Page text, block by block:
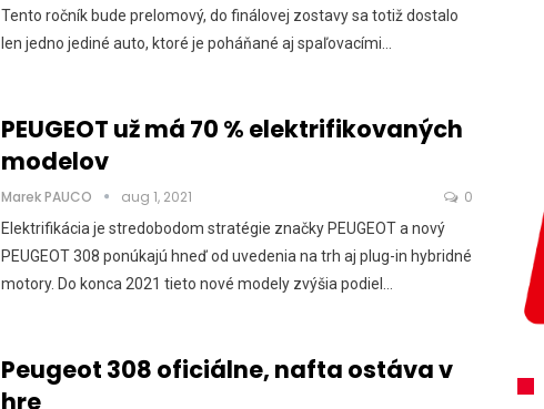
Tento ročník bude prelomový, do finálovej zostavy sa totiž dostalo
len jedno jediné auto, ktoré je poháňané aj spaľovacími…
PEUGEOT už má 70 % elektrifikovaných
modelov
Marek PAUCO aug 1, 2021 0
Elektrifikácia je stredobodom stratégie značky PEUGEOT a nový
PEUGEOT 308 ponúkajú hneď od uvedenia na trh aj plug-in hybridné
motory. Do konca 2021 tieto nové modely zvýšia podiel…
Peugeot 308 oficiálne, nafta ostáva v
hre